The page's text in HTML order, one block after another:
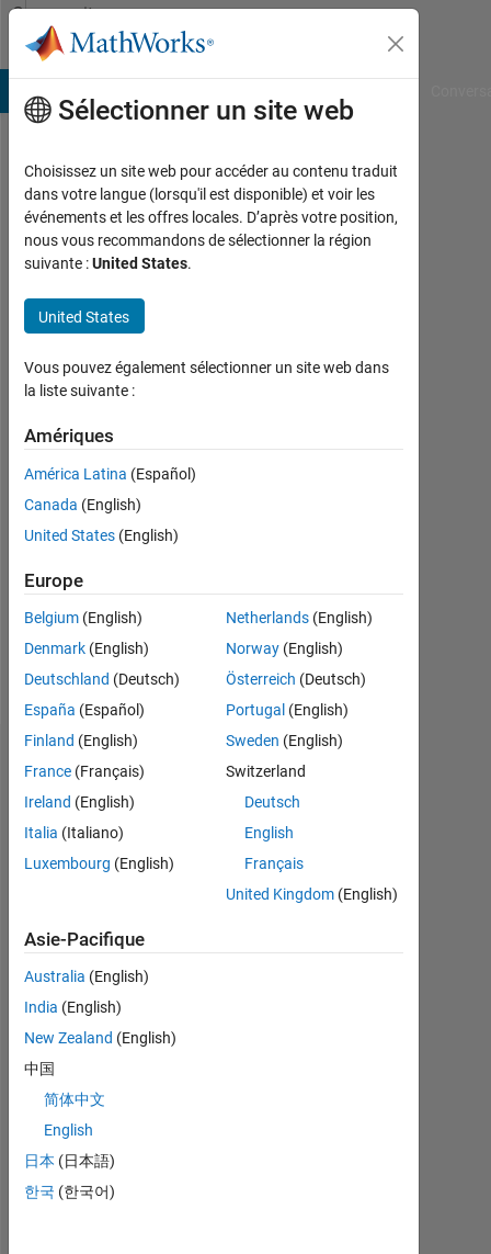
Passer au contenu
Community
Profile
Chakib
Last
seen:
6 ans il
y a
Actif
depuis
Followers:
Following:
Follow
Tableau de bord
Statistiques
CONTRIBUTIONS L
0
1
Sélectionner un site web
Choisissez un site web pour accéder au contenu traduit
dans votre langue (lorsqu'il est disponible) et voir les
événements et les offres locales. D’après votre position,
nous vous recommandons de sélectionner la région
suivante :United States.
United States
Vous pouvez également sélectionner un site web dans
la liste suivante :
Amériques
América Latina (Español)
Canada (English)
United States (English)
Europe
Belgium (English)
Denmark (English)
Deutschland (Deutsch)
España (Español)
Finland (English)
France (Français)
Ireland (English)
Italia (Italiano)
Luxembourg (English)
Netherlands(English)
Norway(English)
Österreich (Deutsch)
Portugal (English)
Sweden (English)
Switzerland
Deutsch
English
Français
United Kingdom(English)
Asie-Pacifique
Australia (English)
India (English)
New Zealand (English)
中国
简体中文
English
日本 (日本語)
한국 (한국어)